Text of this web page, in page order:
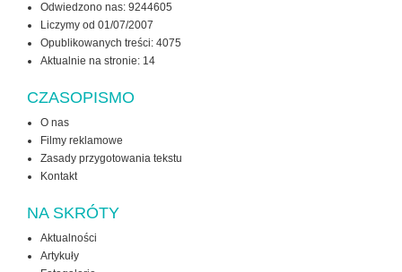
Odwiedzono nas: 9244605
Liczymy od 01/07/2007
Opublikowanych treści: 4075
Aktualnie na stronie: 14
CZASOPISMO
O nas
Filmy reklamowe
Zasady przygotowania tekstu
Kontakt
NA SKRÓTY
Aktualności
Artykuły